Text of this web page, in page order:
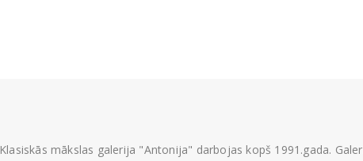
Klasiskās mākslas galerija "Antonija" darbojas kopš 1991.gada.